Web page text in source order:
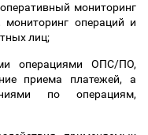
мониторинг
мониторинг операций и
лиц;
операциями ОПС/ПО,
приема платежей, а
по операциям,